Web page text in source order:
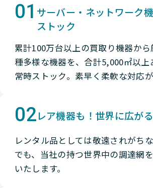
01 サーバー・ネットワーク
ストック
累計100万台以上の買取り機器か
種多様な機器を、合計5,000㎡以上
常時ストック。素早く柔軟な対応が
02レア機器も！世界に広が
レンタル品としては敬遠されがち
でも、当社の持つ世界中の調達網
いたします。